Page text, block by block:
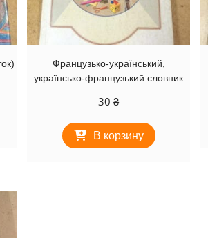
Французько-український,
українсько-французький словник
30 ₴
В корзину